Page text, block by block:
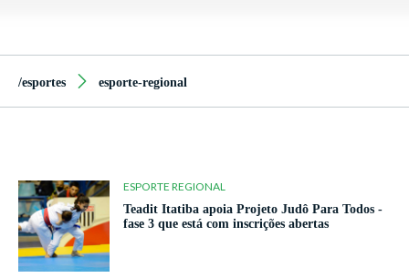
/esportes esporte-regional
ESPORTE REGIONAL
Teadit Itatiba apoia Projeto Judô Para Todos -
fase 3 que está com inscrições abertas